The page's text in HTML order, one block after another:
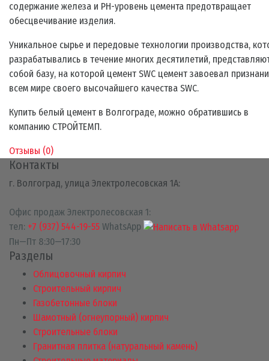
содержание железа и PH-уровень цемента предотвращает
обесцвечивание изделия.
Уникальное сырье и передовые технологии производства,
разрабатывались в течение многих десятилетий,
собой базу, на которой цемент SWC цемент завоевал
всем мире своего высочайшего качества SWC.
Купить белый цемент в Волгограде, можно обратившись в
компанию СТРОЙТЕМП.
Отзывы (0)
Контакты
г. Волгоград, улица Электролесовская 1А:
Офис продаж Электролесовская 1:
тел: +7 (937) 544-19-55 WhatsApp
Пн—Пт 8:30—17:30
Разделы
Облицовочный кирпич
Строительный кирпич
Газобетонные блоки
Шамотный (огнеупорный) кирпич
Строительные блоки
Гранитная плитка (натуральный камень)